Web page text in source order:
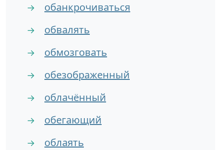
→ обанкрочиваться
→ обвалять
→ обмозговать
→ обезображенный
→ облачённый
→ обегающий
→ облаять